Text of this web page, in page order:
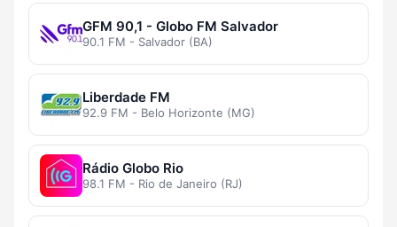
GFM 90,1 - Globo FM Salvador
90.1 FM - Salvador (BA)
Liberdade FM
92.9 FM - Belo Horizonte (MG)
Rádio Globo Rio
98.1 FM - Rio de Janeiro (RJ)